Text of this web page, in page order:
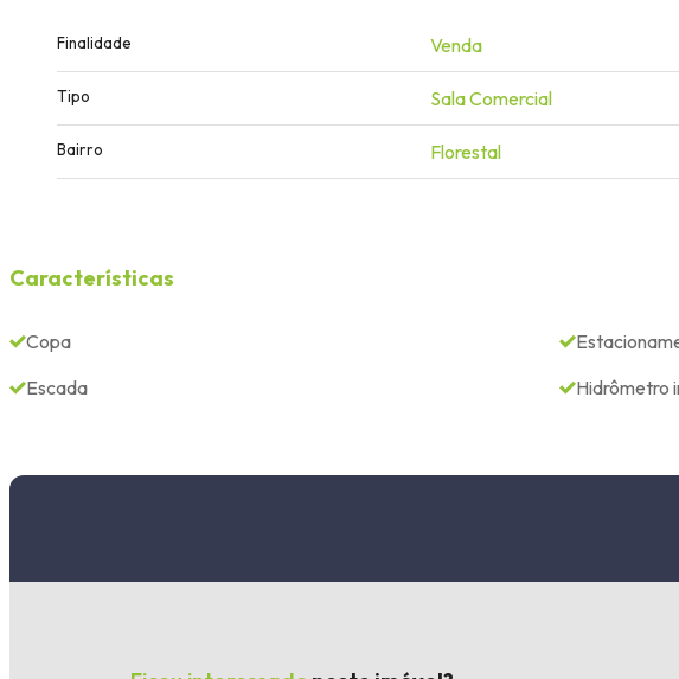
Finalidade Venda
Tipo Sala Comercial
Bairro Florestal
Características
Copa
Escada
Hidrômetro